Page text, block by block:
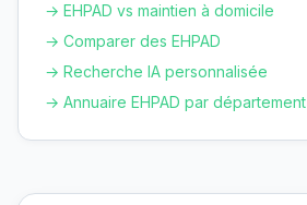
→ EHPAD vs maintien à domicile
→ Comparer des EHPAD
→ Recherche IA personnalisée
→ Annuaire EHPAD par département